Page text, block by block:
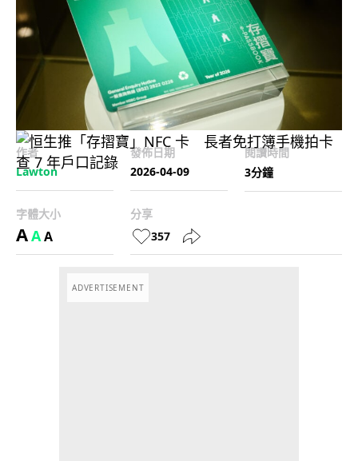
作者
Lawton
發佈日期
2026-04-09
閱讀時間
3分鐘
字體大小
AAA
分享
357
ADVERTISEMENT